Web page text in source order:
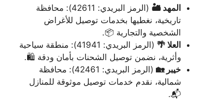
المهد 🏜️
(الرمز البريدي: 42611): محافظة
تاريخية، نغطيها بخدمات توصيل للأغراض
الشخصية والتجارية 📦.
العلا 🌴
(الرمز البريدي: 41941): منطقة سياحية
وأثرية، نضمن توصيل الشحنات بأمان ودقة 🛍️.
خيبر 🏡
(الرمز البريدي: 42461): محافظة
شمالية، نقدم خدمات توصيل موثوقة للمنازل
📬.